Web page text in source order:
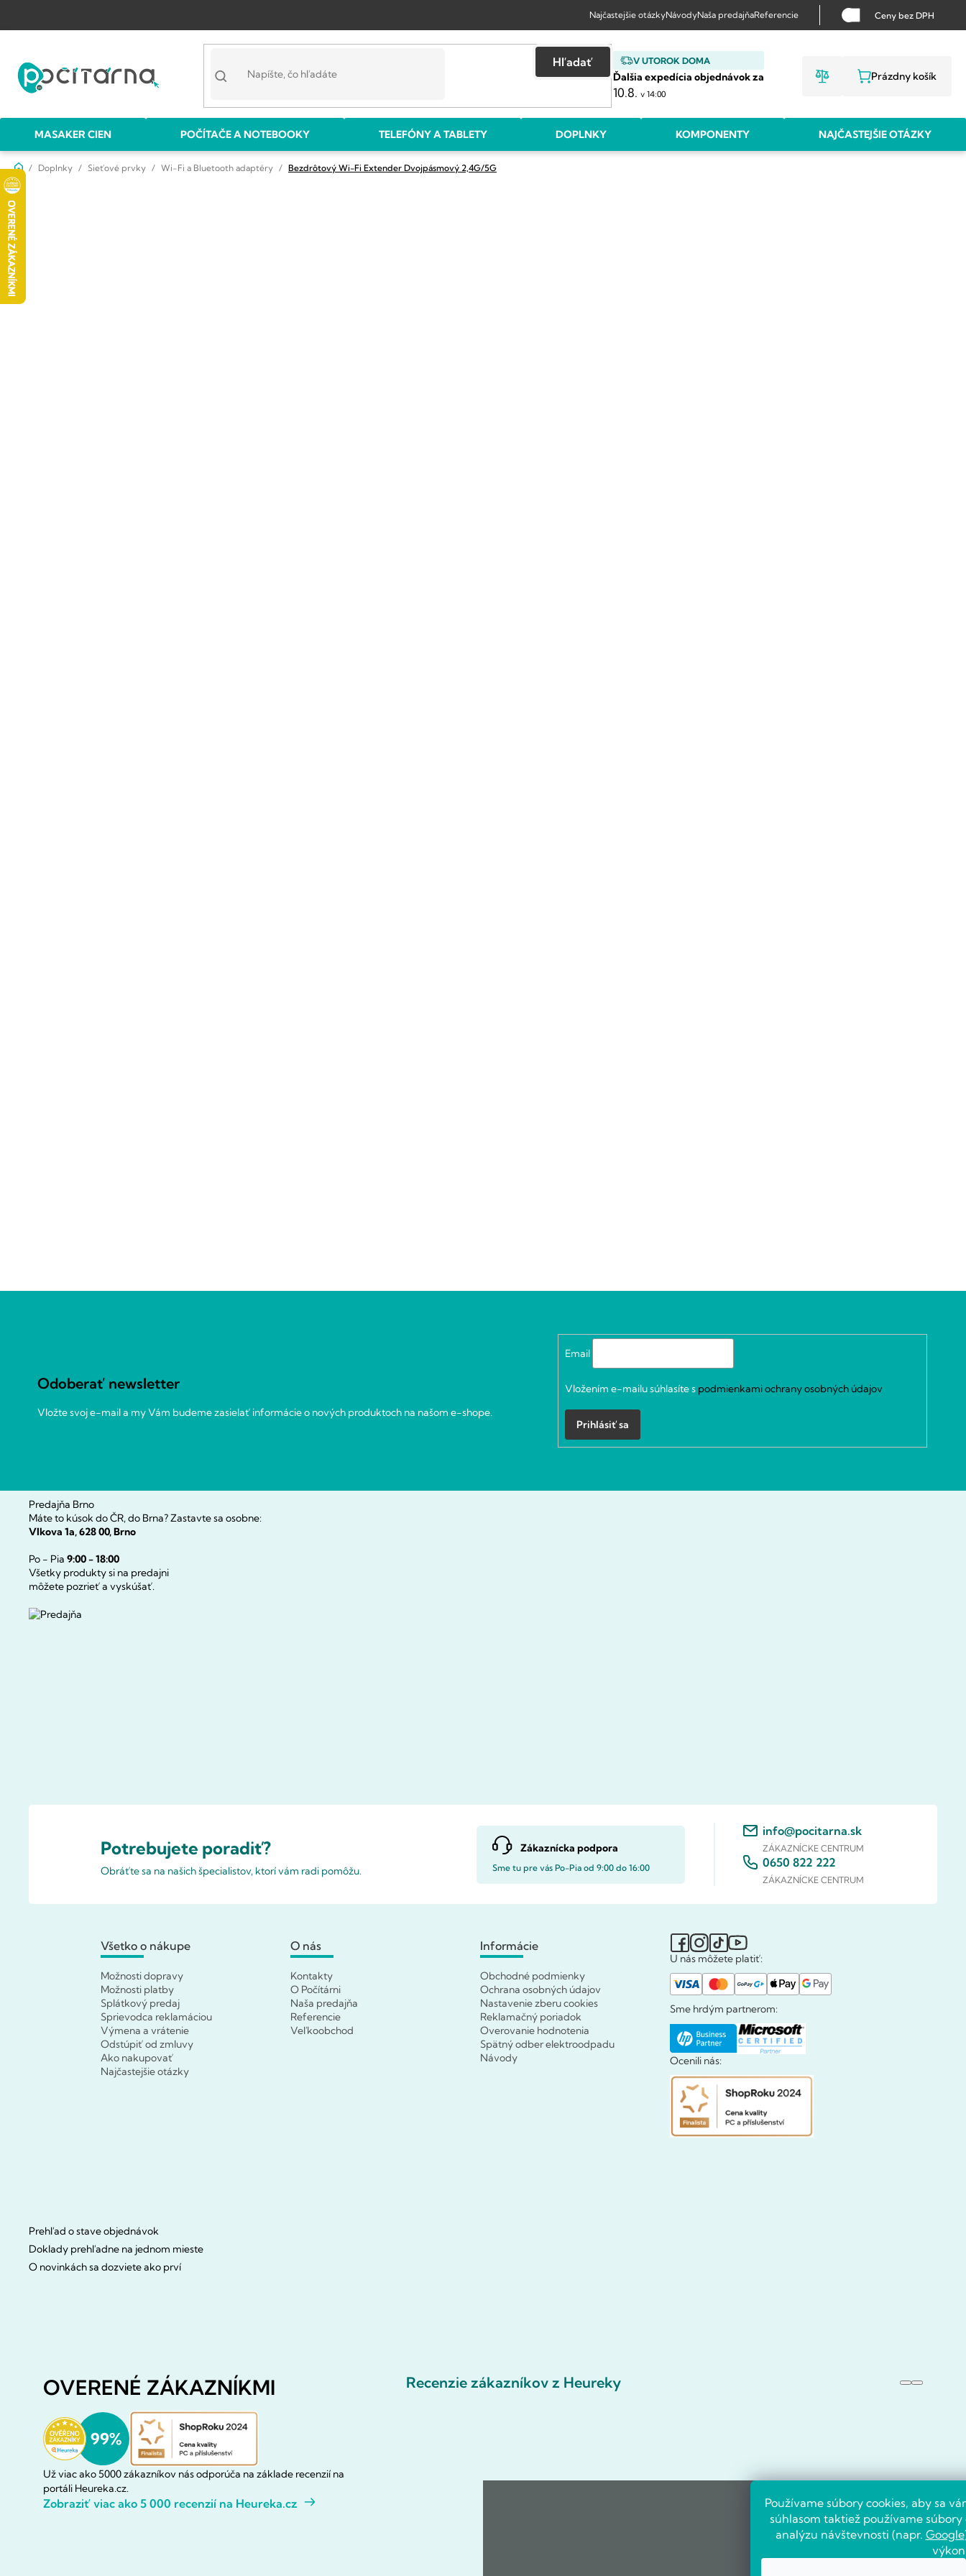
Používame súbory cookies, aby sa
súhlasom taktiež používame
analýzu návštevnosti (napr. Google
obsah
Najčastejšie otázkyNávodyNaša predajňaReferencie Ceny bez DPH
V UTOROK DOMA
Ďalšia expedícia objednávok za
10.8.v 14:00
Hľadať
NÁKUPNÝ
Prázdny košík
MASAKER CIEN POČÍTAČE A NOTEBOOKY TELEFÓNY A TABLETY DOPLNKY KOMPONENTY NAJČASTEJŠIE OTÁZKY
DomovDoplnky Sieťové prvky Wi-Fi a Bluetooth adaptéry Bezdrôtový Wi-Fi Extender Dvojpásmový 2,4G/5G
Odoberať newsletter
Vložte svoj e-mail a my Vám budeme zasielať informácie o nových produktoch na našom e-shope.
Email
Vložením e-mailu súhlasíte s podmienkami ochrany osobných údajov
Prihlásiť sa
Predajňa Brno
Máte to kúsok do ČR, do Brna? Zastavte sa osobne:
Vlkova 1a, 628 00, Brno
Po - Pia 9:00 - 18:00
Všetky produkty si na predajni
môžete pozrieť a vyskúšať.
Potrebujete poradiť?
Obráťte sa na našich špecialistov, ktorí vám radi pomôžu.
Zákaznícka podpora
Sme tu pre vás Po-Pia od 9:00 do 16:00
info@pocitarna.sk
ZÁKAZNÍCKE CENTRUM
0650 822 222
ZÁKAZNÍCKE CENTRUM
Všetko o nákupe
Možnosti dopravy
Možnosti platby
Splátkový predaj
Sprievodca reklamáciou
Výmena a vrátenie
Odstúpiť od zmluvy
Ako nakupovať
Najčastejšie otázky
O nás
Kontakty
O Počítárni
Naša predajňa
Referencie
Veľkoobchod
Informácie
Obchodné podmienky
Ochrana osobných údajov
Nastavenie zberu cookies
Reklamačný poriadok
Overovanie hodnotenia
Spätný odber elektroodpadu
Návody
U nás môžete platiť:
Sme hrdým partnerom:
Ocenili nás:
Prehľad o stave objednávok
Doklady prehľadne na jednom mieste
O novinkách sa dozviete ako prví
OVERENÉ ZÁKAZNÍKMI
Už viac ako 5000 zákazníkov nás odporúča na základe recenzií na
portáli Heureka.cz.
Zobraziť viac ako 5 000 recenzií na Heureka.cz
Recenzie zákazníkov z Heureky